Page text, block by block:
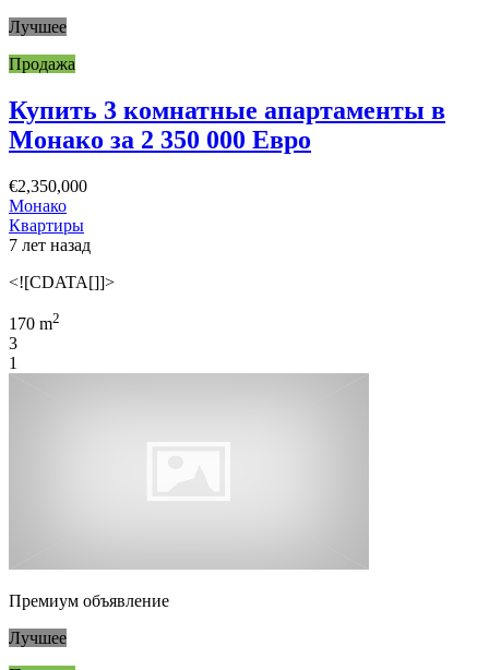
Лучшее
Продажа
Купить 3 комнатные апартаменты в
Монако за 2 350 000 Евро
€2,350,000
Монако
Квартиры
7 лет назад
<![CDATA[]]>
170 m2
3
1
Премиум объявление
Лучшее